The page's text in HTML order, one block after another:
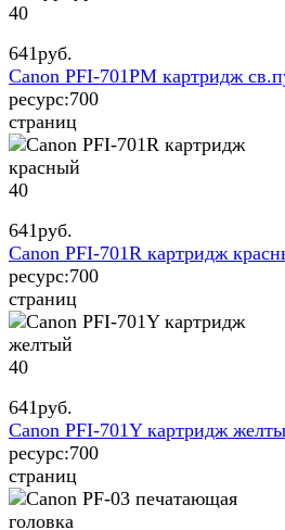
40
641руб.
Canon PFI-701PM картридж
ресурс:700
страниц
40
641руб.
Canon PFI-701R картридж
ресурс:700
страниц
40
641руб.
Canon PFI-701Y картридж
ресурс:700
страниц